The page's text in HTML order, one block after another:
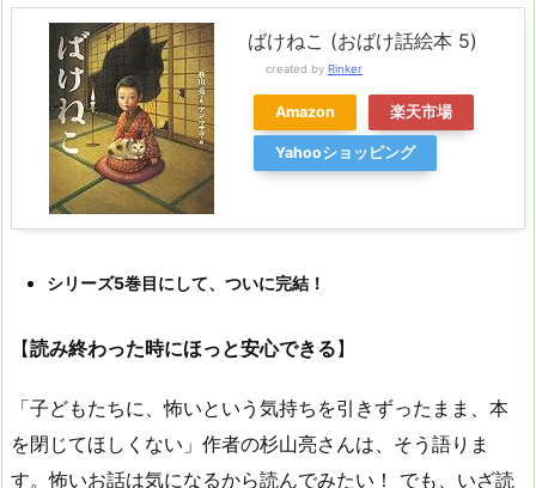
ばけねこ (おばけ話絵本 5)
created by Rinker
Amazon 楽天市場
Yahooショッピング
シリーズ5巻目にして、ついに完結！
【読み終わった時にほっと安心できる】
「子どもたちに、怖いという気持ちを引きずったまま、本
を閉じてほしくない」作者の杉山亮さんは、そう語りま
す。怖いお話は気になるから読んでみたい！ でも、いざ読